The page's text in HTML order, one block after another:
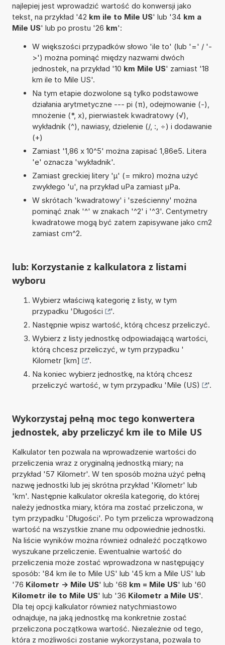
najlepiej jest wprowadzić wartość do konwersji jako
tekst, na przykład '42 km ile to Mile US' lub '34 km a
Mile US' lub po prostu '26 km':
W większości przypadków słowo 'ile to' (lub '=' / '-
>') można pominąć między nazwami dwóch
jednostek, na przykład '10 km Mile US' zamiast '18
km ile to Mile US'.
Na tym etapie dozwolone są tylko podstawowe
działania arytmetyczne --- pi (π), odejmowanie (-),
mnożenie (*, x), pierwiastek kwadratowy (√),
wykładnik (^), nawiasy, dzielenie (/, :, ÷) i dodawanie
(+)
Zamiast '1,86 x 10^5' można zapisać 1,86e5. Litera
'e' oznacza 'wykładnik'.
Zamiast greckiej litery 'µ' (= mikro) można użyć
zwykłego 'u', na przykład uPa zamiast µPa.
W skrótach 'kwadratowy' i 'sześcienny' można
pominąć znak '^' w znakach '^2' i '^3'. Centymetry
kwadratowe mogą być zatem zapisywane jako cm2
zamiast cm^2.
lub: Korzystanie z kalkulatora z listami
wyboru
Wybierz właściwą kategorię z listy, w tym
przypadku 'Długości
'.
Następnie wpisz wartość, którą chcesz przeliczyć.
Wybierz z listy jednostkę odpowiadającą wartości,
którą chcesz przeliczyć, w tym przypadku '
Kilometr [km]
'.
Na koniec wybierz jednostkę, na którą chcesz
przeliczyć wartość, w tym przypadku 'Mile (US) '.
Wykorzystaj pełną moc tego konwertera
jednostek, aby przeliczyć km ile to Mile US
Kalkulator ten pozwala na wprowadzenie wartości do
przeliczenia wraz z oryginalną jednostką miary; na
przykład '57 Kilometr'. W ten sposób można użyć pełną
nazwę jednostki lub jej skrótna przykład 'Kilometr' lub
'km'. Następnie kalkulator określa kategorię, do której
należy jednostka miary, która ma zostać przeliczona, w
tym przypadku 'Długości'. Po tym przelicza wprowadzoną
wartość na wszystkie znane mu odpowiednie jednostki.
Na liście wyników można również odnaleźć początkowo
wyszukane przeliczenie. Ewentualnie wartość do
przeliczenia może zostać wprowadzona w następujący
sposób: '84 km ile to Mile US' lub '45 km a Mile US' lub
'76 Kilometr -> Mile US' lub '68 km = Mile US' lub '60
Kilometr ile to Mile US' lub '36 Kilometr a Mile US'.
Dla tej opcji kalkulator również natychmiastowo
odnajduje, na jaką jednostkę ma konkretnie zostać
przeliczona początkowa wartość. Niezależnie od tego,
która z możliwości zostanie wykorzystana, pozwala to